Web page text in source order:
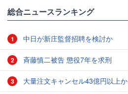
総合ニュースランキング
1 中日が新庄監督招聘を検討か
2 斉藤慎二被告 懲役7年を求刑
3 大量注文キャンセル43億円以上か